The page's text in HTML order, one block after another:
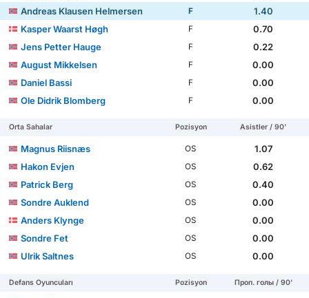
Andreas Klausen Helmersen
F
1.40
Kasper Waarst Høgh
F
0.70
Jens Petter Hauge
F
0.22
August Mikkelsen
F
0.00
Daniel Bassi
F
0.00
Ole Didrik Blomberg
F 0.00
Orta Sahalar Pozisyon Asistler / 90'
Magnus Riisnæs OS
1.07
Hakon Evjen
OS
0.62
Patrick Berg
OS
0.40
Sondre Auklend
OS
0.00
Anders Klynge
OS
0.00
Sondre Fet
OS
0.00
Ulrik Saltnes
OS 0.00
Defans Oyuncuları Pozisyon Проп. голы / 90'